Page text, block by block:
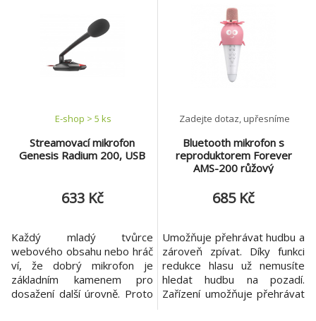
počítačem nebo
notebookem *Kabel s 3,5
mm zástrčkou, včetně
adaptéru USB pro vysoce
zvuku; pro univerzální použití
- Skvělé pro podcasty, video
blogy, voiceover, záznam
hudby či streamování na
portálech YouTube, Twitch
a Facebook. - Včetně
Streamovací mikrofon
Genesis Radium 200, USB
E-shop > 5 ks
633 Kč
Každý mladý tvůrce
webového obsahu nebo hráč
ví, že dobrý mikrofon je
základním kamenem pro
dosažení další úrovně. Proto
Bluetooth mikrofon s
reproduktorem Forever
AMS-200 růžový
Zadejte dotaz, upřesníme
685 Kč
Umožňuje přehrávat hudbu a
zároveň zpívat. Díky funkci
redukce hlasu už nemusíte
hledat hudbu na pozadí.
Zařízení umožňuje přehrávat